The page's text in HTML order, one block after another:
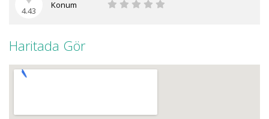
4.43
Konum
Haritada Gör